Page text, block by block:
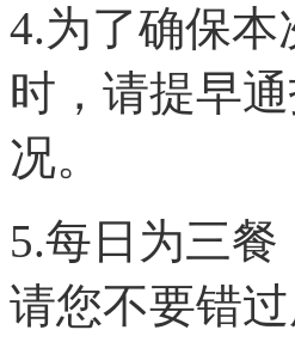
4.为了确保
时，请提早
况。
5.每日为三
请您不要错